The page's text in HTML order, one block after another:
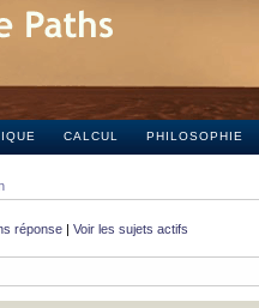
CALCUL PHILOSOPHIE
réponse | Voir les sujets actifs